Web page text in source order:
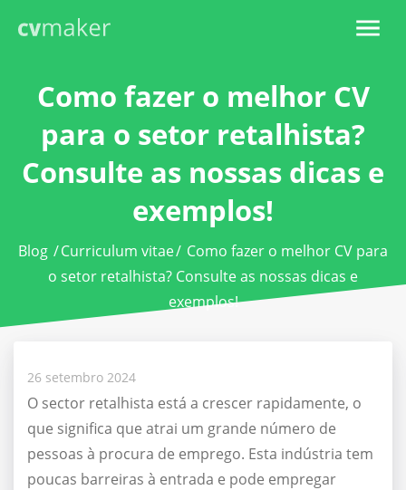
Como fazer o melhor CV
para o setor retalhista?
Consulte as nossas dicas e
exemplos!
Blog /Curriculum vitae/ Como fazer o melhor CV para
o setor retalhista? Consulte as nossas dicas e
exemplos!
26 setembro 2024
O sector retalhista está a crescer rapidamente, o
que significa que atrai um grande número de
pessoas à procura de emprego. Esta indústria tem
poucas barreiras à entrada e pode empregar